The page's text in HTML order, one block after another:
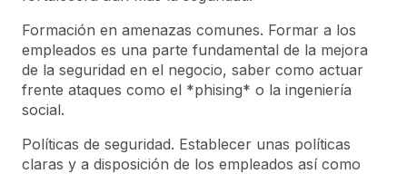
Formación en amenazas comunes. Formar a los
empleados es una parte fundamental de la mejora
de la seguridad en el negocio, saber como actuar
frente ataques como el *phising* o la ingeniería
social.
Políticas de seguridad. Establecer unas políticas
claras y a disposición de los empleados así como